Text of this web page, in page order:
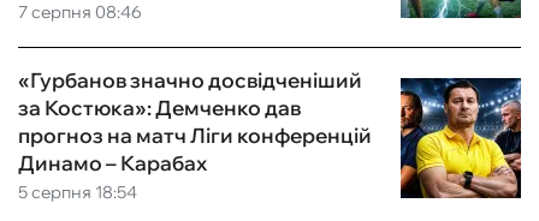
7 серпня 08:46
5 серпня 18:54
«Гурбанов значно досвідченіший
за Костюка»: Демченко дав
прогноз на матч Ліги конференцій
Динамо – Карабах